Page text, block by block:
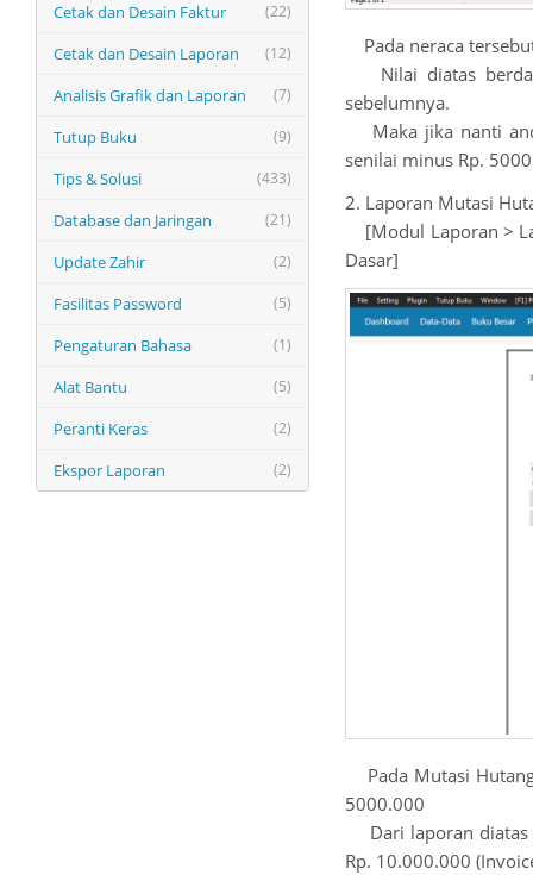
(22)
Cetak dan Desain Faktur
(12)
Cetak dan Desain Laporan
(7)
Analisis Grafik dan Laporan
(9)
Tutup Buku
(433)
Tips & Solusi
(21)
Database dan Jaringan
(2)
Update Zahir
(5)
Fasilitas Password
(1)
Pengaturan Bahasa
(5)
Alat Bantu
(2)
Peranti Keras
(2)
Ekspor Laporan
Pada neraca
Nilai diatas
sebelumnya.
Maka jika nanti
senilai minus Rp.
2. Laporan Mutasi
[Modul Laporan >
Dasar]
Pada Mutasi
5000.000
Dari laporan diatas
Rp. 10.000.000